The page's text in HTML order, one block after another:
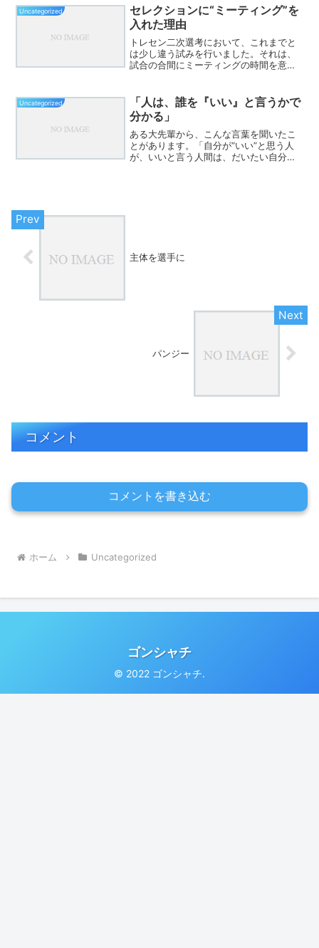
れる* ルーブリックを使うもちろん、...
Uncategorized
セレクションに“ミーティング”を
入れた理由
トレセン二次選考において、これまでと
は少し違う試みを行いました。それは、
試合の合間にミーティングの時間を意図
にゲームの中で行ってきました。テクニ
ック、判断、守備、スピー...
Uncategorized
「人は、誰を『いい』と言うかで
分かる」
ある大先輩から、こんな言葉を聞いたこ
とがあります。「自分が“いい”と思う人
が、いいと言う人間は、だいたい自分に
主体を選手に
パンジー
コメント
コメントを書き込む
ホーム Uncategorized
ゴンシャチ
© 2022 ゴンシャチ.